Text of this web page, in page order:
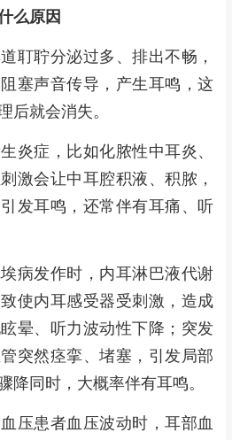
么原因
聍分泌过多、排出不畅，
塞声音传导，产生耳鸣，这
后就会消失。
症，比如化脓性中耳炎、
激会让中耳腔积液、积脓，
发耳鸣，还常伴有耳痛、听
发作时，内耳淋巴液代谢
使内耳感受器受刺激，造成
晕、听力波动性下降；突发
突然痉挛、堵塞，引发局部
降同时，大概率伴有耳鸣。
患者血压波动时，耳部血